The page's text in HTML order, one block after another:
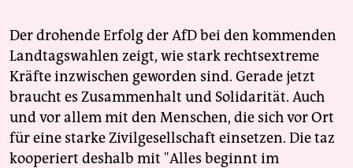
Der drohende Erfolg der AfD bei den kommenden
Landtagswahlen zeigt, wie stark rechtsextreme
Kräfte inzwischen geworden sind. Gerade jetzt
braucht es Zusammenhalt und Solidarität. Auch
und vor allem mit den Menschen, die sich vor Ort
für eine starke Zivilgesellschaft einsetzen. Die taz
kooperiert deshalb mit "Alles beginnt im